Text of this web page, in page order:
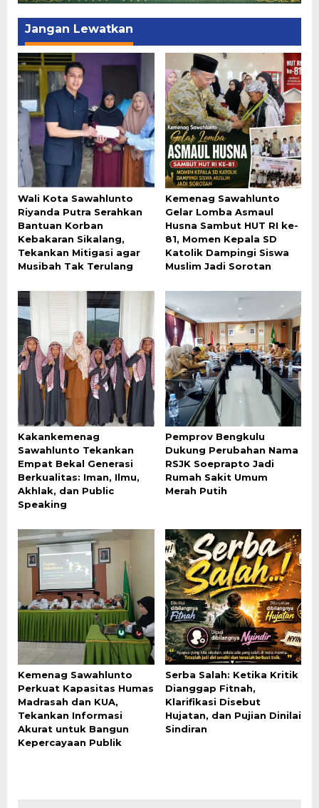
Jangan Lewatkan
Wali Kota Sawahlunto
Riyanda Putra Serahkan
Bantuan Korban
Kebakaran Sikalang,
Tekankan Mitigasi agar
Musibah Tak Terulang
Kemenag Sawahlunto
Gelar Lomba Asmaul
Husna Sambut HUT RI ke-
81, Momen Kepala SD
Katolik Dampingi Siswa
Muslim Jadi Sorotan
Kakankemenag
Sawahlunto Tekankan
Empat Bekal Generasi
Berkualitas: Iman, Ilmu,
Akhlak, dan Public
Speaking
Pemprov Bengkulu
Dukung Perubahan Nama
RSJK Soeprapto Jadi
Rumah Sakit Umum
Merah Putih
Kemenag Sawahlunto
Perkuat Kapasitas Humas
Madrasah dan KUA,
Tekankan Informasi
Akurat untuk Bangun
Kepercayaan Publik
Serba Salah: Ketika Kritik
Dianggap Fitnah,
Klarifikasi Disebut
Hujatan, dan Pujian Dinilai
Sindiran